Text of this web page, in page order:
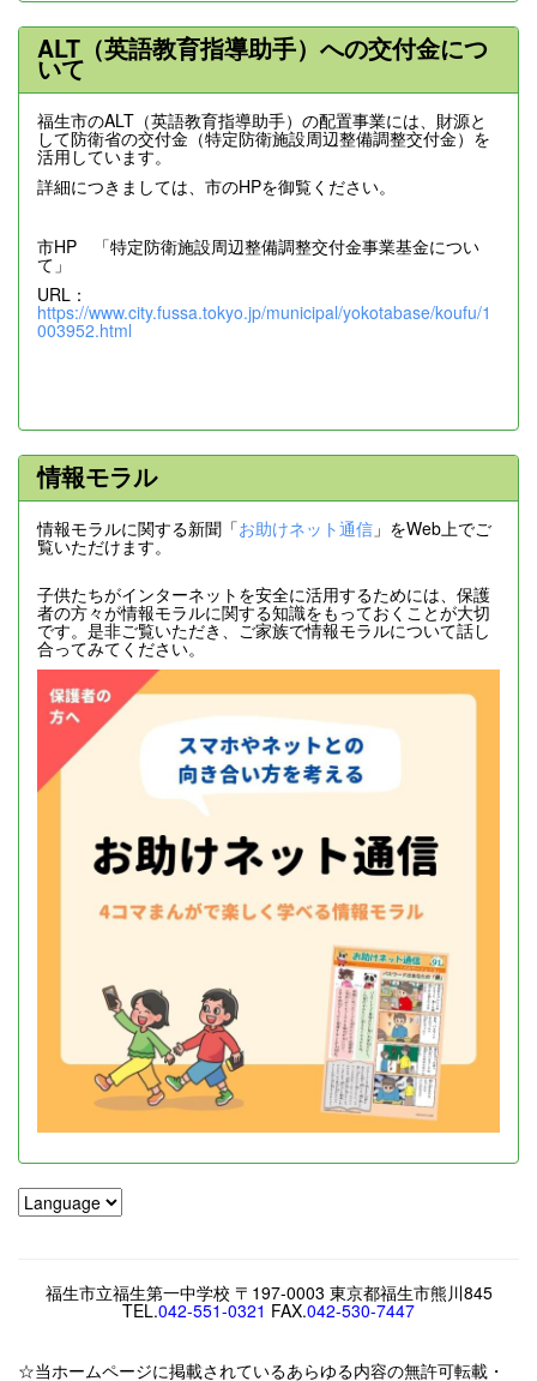
ALT（英語教育指導助手）への交付金につ
いて
福生市のALT（英語教育指導助手）の配置事業には、財源と
して防衛省の交付金（特定防衛施設周辺整備調整交付金）を
活用しています。
詳細につきましては、市のHPを御覧ください。
市HP 「特定防衛施設周辺整備調整交付金事業基金につい
て」
URL：
https://www.city.fussa.tokyo.jp/municipal/yokotabase/koufu/1
003952.html
情報モラル
情報モラルに関する新聞「お助けネット通信 」をWeb上でご
覧いただけます。
子供たちがインターネットを安全に活用するためには、保護
者の方々が情報モラルに関する知識をもっておくことが大切
です。是非ご覧いただき、ご家族で情報モラルについて話し
合ってみてください。
福生市立福生第一中学校 〒197-0003 東京都福生市熊川845
TEL.042-551-0321 FAX.042-530-7447
☆当ホームページに掲載されているあらゆる内容の無許可転載・